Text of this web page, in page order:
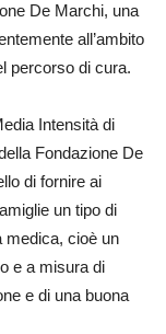
De Marchi, una
all’ambito
percorso di cura.
Intensità di
Fondazione De
di fornire ai
un tipo di
medica, cioè un
e a misura di
e di una buona